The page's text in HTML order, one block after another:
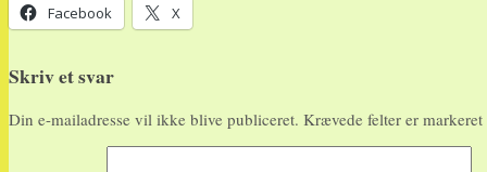
Facebook X
Skriv et svar
Din e-mailadresse vil ikke blive publiceret. Krævede felter er markeret